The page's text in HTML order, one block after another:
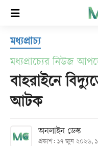
হোম
সর্বশেষ
সব
মধ্যপ্রাচ্য
মধ্যপ্রাচ্যের নিউজ
বাহরাইনে
আটক
অনলাইন ডেস্ক
প্রকাশ: ১৭ জুন ২০২৬,